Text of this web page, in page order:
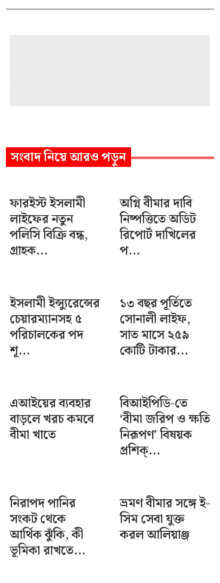
সংবাদনিয়ে আরও পড়ুন
ফারইস্ট ইসলামী
লাইফের নতুন
পলিসি বিক্রি বন্ধ,
গ্রাহক...
অগ্নি বীমার দাবি
নিষ্পত্তিতে অডিট
রিপোর্ট দাখিলের
প...
ইসলামী ইন্স্যুরেন্সের
চেয়ারম্যানসহ ৫
পরিচালকের পদ
শূ...
১৩ বছর পূর্তিতে
সোনালী লাইফ,
সাত মাসে ২৫৯
কোটি টাকার...
এআইয়ের ব্যবহার
বাড়লে খরচ কমবে
বীমা খাতে
বিআইপিডি-তে
‘বীমা জরিপ ও ক্ষতি
নিরূপণ’ বিষয়ক
প্রশিক্...
নিরাপদ পানির
সংকট থেকে
আর্থিক ঝুঁকি, কী
ভূমিকা রাখতে...
ভ্রমণ বীমার সঙ্গে ই-
সিম সেবা যুক্ত
করল আলিয়াঞ্জ